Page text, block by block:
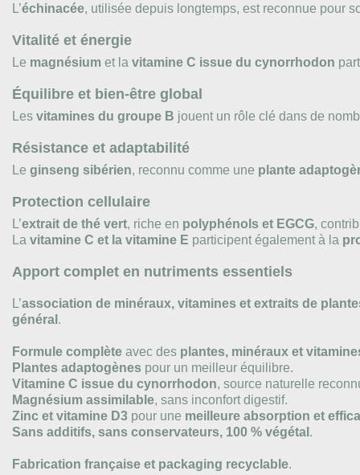
L’échinacée, utilisée depuis longtemps, est reconnue pour
Vitalité et énergie
Le magnésium et la vitamine C issue du cynorrhodon
Équilibre et bien-être global
Les vitamines du groupe B jouent un rôle clé dans de
Résistance et adaptabilité
Le ginseng sibérien, reconnu comme une plante
Protection cellulaire
L’extrait de thé vert, riche en polyphénols et EGCG,
La vitamine C et la vitamine E participent également à la
Apport complet en nutriments essentiels
L’association de minéraux, vitamines et extraits de
général .
Formule complète avec des plantes, minéraux et
Plantes adaptogènes pour un meilleur équilibre.
Vitamine C issue du cynorrhodon, source naturelle
Magnésium assimilable, sans inconfort digestif.
Zinc et vitamine D3 pour une meilleure absorption et
Sans additifs, sans conservateurs, 100 % végétal .
Fabrication française et packaging recyclable.